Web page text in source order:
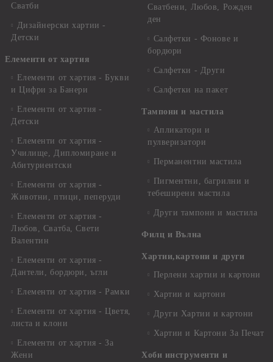
Сватби
Дизайнерски хартии -
Детски
Елементи от хартия
Елементи от хартия - Букви
и Цифри за Банери
Елементи от хартия -
Детски
Елементи от хартия -
Училище, Дипломиране и
Абитуриентски
Елементи от хартия -
Животни, птици, пеперуди
Елементи от хартия -
Любов, Сватба, Свети
Валентин
Елементи от хартия -
Дантели, бордюри, ъгли
Елементи от хартия - Рамки
Елементи от хартия - Цветя,
листа и клони
Елементи от хартия - За
Жени
Сватбени, Любов, Рожден
ден
Салфетки - Фонове и
бордюри
Салфетки - Други
Салфетки на пакет
Тампони и мастила
Апликатори и
пулверизатори
Перманентни мастила
Пигментни, багрилни и
тебеширени мастила
Други тампони и мастила
Филц и Вълна
Хартии,картони и други
Перлени хартии и картони
Хартии и картони
Други Хартии и картони
Хартии и Картони За Печат
Хоби инструменти и